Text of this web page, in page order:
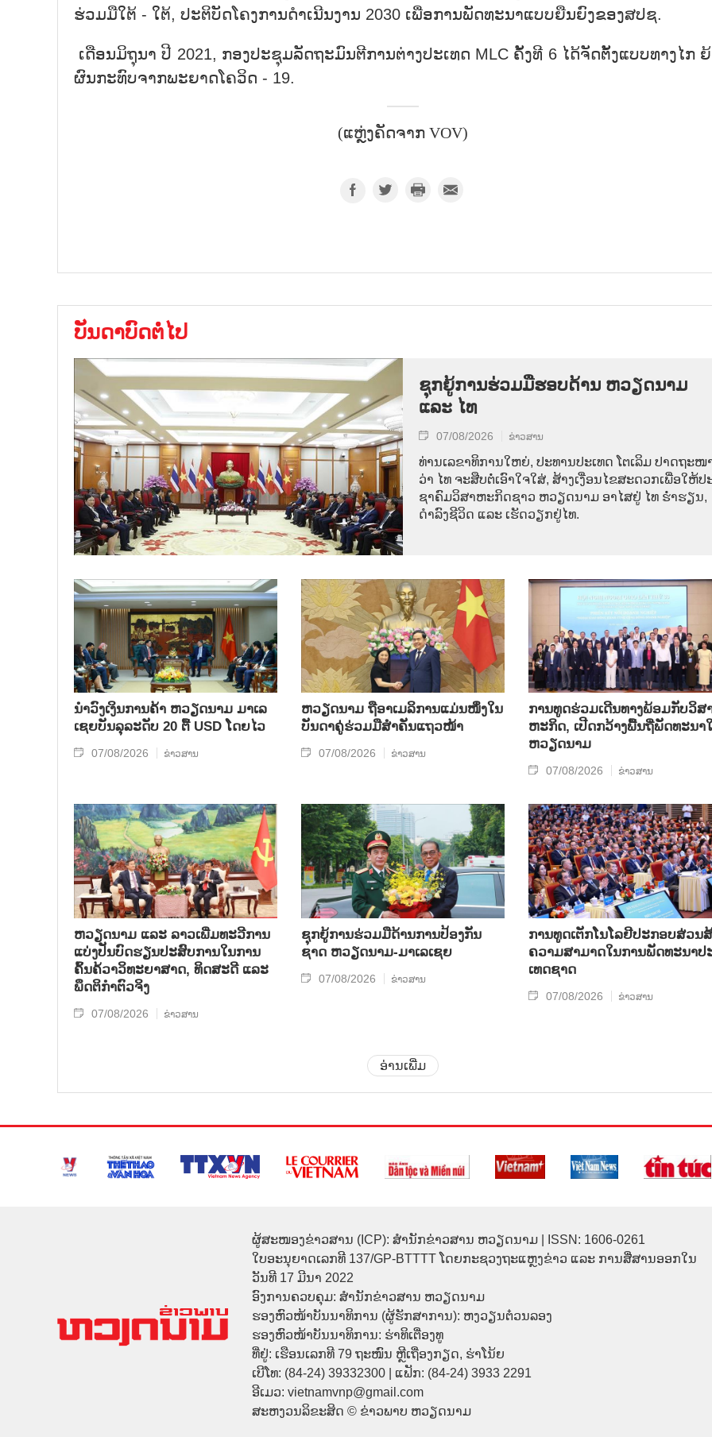
ຮ່ວມມືໃຕ້ - ໃຕ້, ປະຕິບັດໂຄງການດຳເນີນງານ 2030 ເພື່ອການພັດທະນາແບບຍືນຍົງຂອງສປຊ.
ເດືອນມິຖຸນາ ປີ 2021, ກອງປະຊຸມລັດຖະມົນຕີການຕ່າງປະເທດ MLC ຄັ້ງທີ 6 ໄດ້ຈັດຕັ້ງແບບທາງໄກ
ຜົນກະທົບຈາກພະຍາດໂຄວິດ - 19.
(ແຫຼ່ງຄັດຈາກ VOV)
ບັນດາບົດຕໍ່ໄປ
ຊຸກຍູ້ການຮ່ວມມືຮອບດ້ານ ຫວຽດນາມ
ແລະ ໄທ
07/08/2026 ຂ່າວສານ
ທ່ານ​ເລ​ຂາ​ທິ​ການ​ໃຫຍ່, ປະ​ທານ​ປະ​ເທດ ໂຕ​ເລິມ ປາດ​ຖະ​ໜ
ວ່າ ໄທ​ ຈະ​ສືບ​ຕໍ່​ເອົາ​ໃຈ​ໃສ່, ສ້າງ​ເງື່ອນ​ໄຂ​ສະ​ດວກ​ເພື່ອ​ໃຫ້​ປ
ຊາ​ຄົມ​ວ​ິ​ສາ​ຫະ​ກິດ​ຊາວ ຫວຽດ​ນາມ ອາ​ໄສ​ຢູ່ ໄທ ຮ່ຳ​ຮຽນ,
ດຳ​ລົງ​ຊີ​ວິດ ແລະ ເຮັດ​ວຽກ​ຢູ່​ໄທ.
ນຳ​ວົງ​ເງິນ​ການ​ຄ້າ ຫວຽດ​ນາມ ມາ​ເລ​
ເຊຍ​ບັນ​ລຸ​ລະ​ດັບ 20 ຕື້ USD ໂດຍ​ໄວ
07/08/2026 ຂ່າວສານ
ຫ​ວຽດ​ນາມ ຖື​ອາ​ເມ​ລິ​ການ​ແມ່ນ​ໜຶ່ງ​ໃນ​
ບັນ​ດາ​ຄູ່​ຮ່ວມ​ມື​ສຳ​ຄັນ​ແຖວ​ໜ້າ
07/08/2026 ຂ່າວສານ
ການ​ທູດ​ຮ່ວມ​ເດີນ​ທາງ​ພ້ອມກັບ​ວິ​ສ
ຫະ​ກ​ິດ, ເປີດກວ້າງ​ພື້ນ​ຖີ່​ພັດ​ທະ​ນາ​
ຫວຽດ​ນາມ
07/08/2026 ຂ່າວສານ
ຫວຽດ​ນາມ ແລະ ລາວ​ເພີ່ມ​ທະ​ວີ​ການ​
ແບ່​ງ​ປັນ​ບົດ​ຮຽນ​ປະ​ສົບ​ການ​ໃນ​ການ​
ຄົ້ນ​ຄ້​ວາ​ວິ​ທະ​ຍາ​ສາດ, ທິດ​ສະ​ດີ ແລະ
ພຶດ​ຕິ​ກຳຕົວ​ຈິງ
07/08/2026 ຂ່າວສານ
ຊຸກ​ຍູ້​ການ​ຮ່ວມ​ມື​ດ້ານ​ການ​ປ້ອງ​ກັນ​
ຊາດ ຫວຽດ​ນາມ-ມາ​ເລ​ເຊຍ
07/08/2026 ຂ່າວສານ
ການ​ທູດ​ເຕັກ​ໂນ​ໂລ​ຢີ​ປະ​ກອບ​ສ່ວນ​
ຄວາມ​ສາ​ມາດ​ໃນ​ການ​ພັດ​ທະ​ນາ​ປ
ເທດ​ຊາດ
07/08/2026 ຂ່າວສານ
ອ່ານເພີ່ມ
ຜູ້ສະໜອງຂ່າວສານ (ICP): ສຳນັກຂ່າວສານ ຫວຽດນາມ | ISSN: 1606-0261
ໃບອະນຸຍາດເລກທີ 137/GP-BTTTT ໂດຍກະຊວງຖະແຫຼງຂ່າວ ແລະ ການສື່ສານອອກໃນ
ວັນທີ 17 ມີນາ 2022
ອົງການຄວບຄຸມ: ສຳນັກຂ່າວສານ ຫວຽດນາມ
ຮອງຫົວໜ້າບັນນາທິການ (ຜູ້ຮັກສາການ): ຫງວຽນຕ໋ວນລອງ
ຮອງຫົວໜ້າບັນນາທິການ: ຮ່າທິເຕື່ອງທູ
ທີ່ຢູ່: ເຮືອນເລກທີ 79 ຖະໜົນ ຫຼີເຖື່ອງກຽດ, ຮ່າໂນ້ຍ
ເບີໂທ: (84-24) 39332300 | ແຟັກ: (84-24) 3933 2291
ອີເມວ: vietnamvnp@gmail.com
ສະຫງວນລິຂະສິດ © ຂ່າວພາບ ຫວຽດນາມ